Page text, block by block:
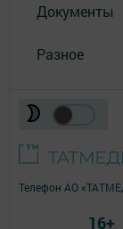
Документы
Разное
Телефон АО
16+